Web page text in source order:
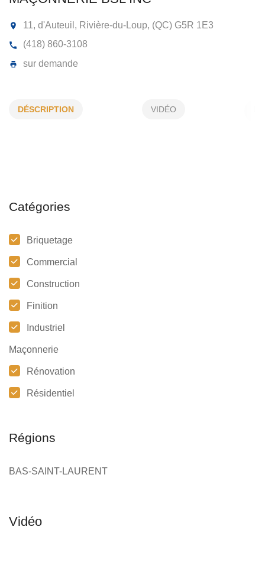
11, d'Auteuil, Rivière-du-Loup, (QC)
DÉSCRIPTION VIDÉO
Catégories
Briquetage
Commercial
Construction
Finition
Industriel
Maçonnerie
Rénovation
Résidentiel
Régions
BAS-SAINT-LAURENT